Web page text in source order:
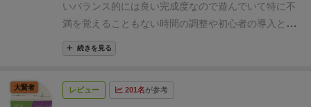
いバランス的には良い完成度なので遊んでいて特に不
満を覚えることもない時間の調整や初心者の導入とし
てはとても優れたゲームと言える
同梱されているペンがつかなくなったらどこで買うと
続きを見る
レビュー 201名が参考
大賢者